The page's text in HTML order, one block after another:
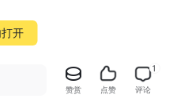
赞赏 点赞
1
评论
开